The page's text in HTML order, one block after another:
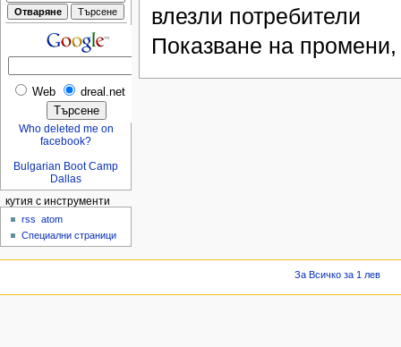
влезли потребители
Показване на
Web dreal.net
Who deleted me on
facebook?
Bulgarian Boot Camp
Dallas
кутия с инструменти
rss
atom
Специални страници
За Всичко за 1 лев